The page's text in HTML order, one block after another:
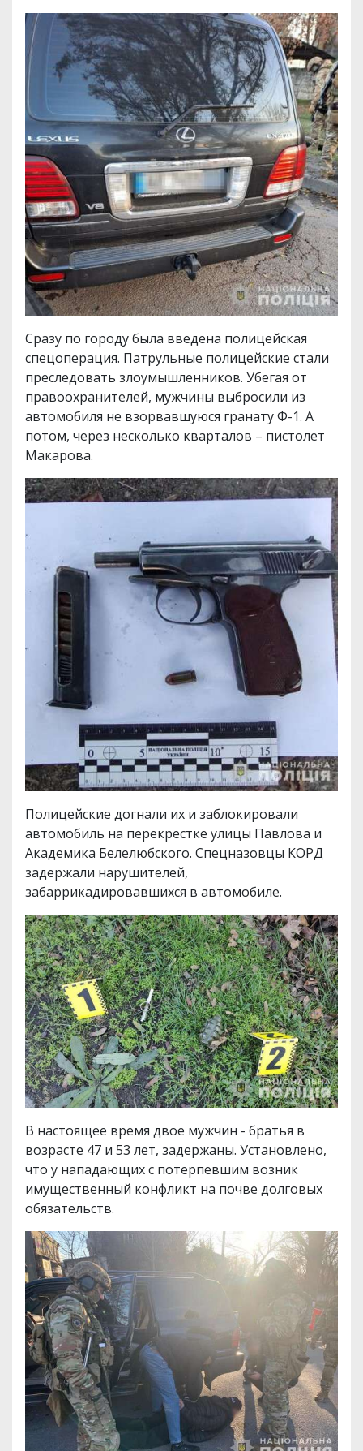
Сразу по городу была введена полицейская
спецоперация. Патрульные полицейские стали
преследовать злоумышленников. Убегая от
правоохранителей, мужчины выбросили из
автомобиля не взорвавшуюся гранату Ф-1. А
потом, через несколько кварталов – пистолет
Макарова.
Полицейские догнали их и заблокировали
автомобиль на перекрестке улицы Павлова и
Академика Белелюбского. Спецназовцы КОРД
задержали нарушителей,
забаррикадировавшихся в автомобиле.
В настоящее время двое мужчин - братья в
возрасте 47 и 53 лет, задержаны. Установлено,
что у нападающих с потерпевшим возник
имущественный конфликт на почве долговых
обязательств.